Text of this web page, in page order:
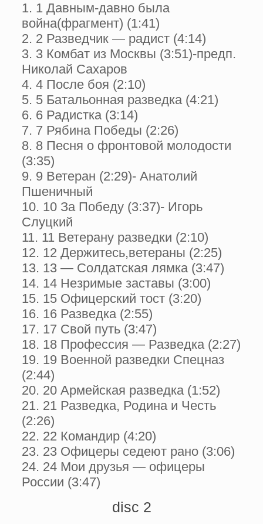
1. 1 Давным-давно была
война(фрагмент) (1:41)
2. 2 Разведчик — радист (4:14)
3. 3 Комбат из Москвы (3:51)-предп.
Николай Сахаров
4. 4 После боя (2:10)
5. 5 Батальонная разведка (4:21)
6. 6 Радистка (3:14)
7. 7 Рябина Победы (2:26)
8. 8 Песня о фронтовой молодости
(3:35)
9. 9 Ветеран (2:29)- Анатолий
Пшеничный
10. 10 За Победу (3:37)- Игорь
Слуцкий
11. 11 Ветерану разведки (2:10)
12. 12 Держитесь,ветераны (2:25)
13. 13 — Солдатская лямка (3:47)
14. 14 Незримые заставы (3:00)
15. 15 Офицерский тост (3:20)
16. 16 Разведка (2:55)
17. 17 Свой путь (3:47)
18. 18 Профессия — Разведка (2:27)
19. 19 Военной разведки Спецназ
(2:44)
20. 20 Армейская разведка (1:52)
21. 21 Разведка, Родина и Честь
(2:26)
22. 22 Командир (4:20)
23. 23 Офицеры седеют рано (3:06)
24. 24 Мои друзья — офицеры
России (3:47)
disc 2